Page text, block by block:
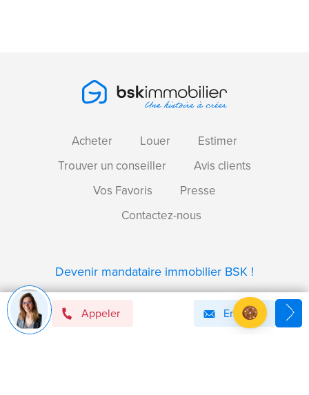
Appeler Email
Acheter Louer
Estimer
Trouver un conseiller
Avis clients
Vos Favoris
Presse
Contactez-nous
Devenir mandataire immobilier BSK !